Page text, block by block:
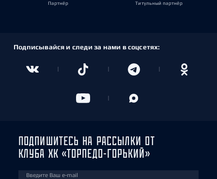
Партнёр Титульный партнёр
Подписывайся и следи за нами в соцсетях:
ПОДПИШИТЕСЬ НА РАССЫЛКИ ОТ
КЛУБА ХК «ТОРПЕДО-ГОРЬКИЙ»
Введите Ваш e-mail